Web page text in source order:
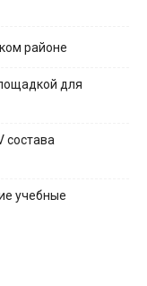
районе
для
состава
учебные